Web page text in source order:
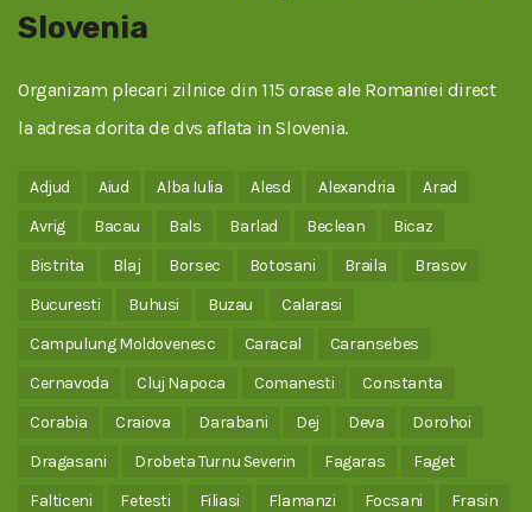
Slovenia
Organizam plecari zilnice din 115 orase ale Romaniei direct
la adresa dorita de dvs aflata in Slovenia.
Adjud Aiud Alba Iulia Alesd Alexandria
Arad
Avrig
Bacau Bals Barlad Beclean
Bicaz
Bistrita
Blaj Borsec Botosani Braila
Brasov
Bucuresti
Buhusi Buzau
Calarasi
Campulung Moldovenesc
Caracal
Caransebes
Cernavoda
Cluj Napoca Comanesti
Constanta
Corabia
Craiova Darabani Dej Deva
Dorohoi
Dragasani
Drobeta Turnu Severin Fagaras
Faget
Falticeni
Fetesti Filiasi Flamanzi Focsani
Frasin